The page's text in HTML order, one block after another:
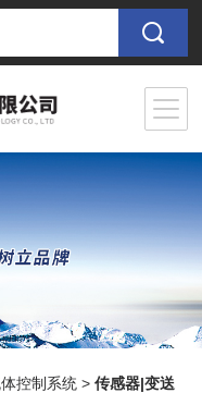
控制系统 >传感器|变送